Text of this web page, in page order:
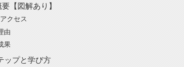
【図解あり】
クセス
由
果
ップと学び方